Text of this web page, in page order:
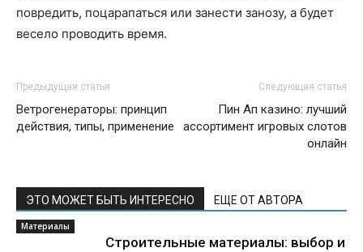
повредить, поцарапаться или занести занозу, а будет
весело проводить время.
Предыдущая статья
Ветрогенераторы: принцип
действия, типы, применение
Следующая статья
Пин Ап казино: лучший
ассортимент игровых слотов
онлайн
ЭТО МОЖЕТ БЫТЬ ИНТЕРЕСНО ЕЩЕ ОТ АВТОРА
Материалы
Строительные материалы: выбор и